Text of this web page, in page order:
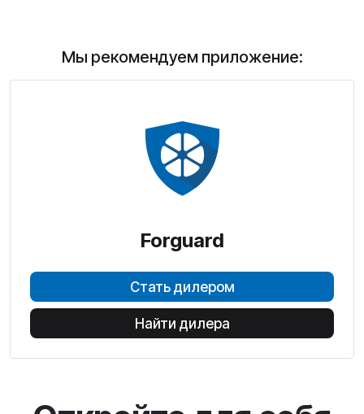
Мы рекомендуем приложение:
Forguard
Стать дилером
Найти дилера